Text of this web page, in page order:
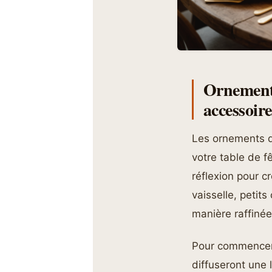
Les ornements
votre table de
réflexion pour
vaisselle, petits
manière
Pour
diffuseront une